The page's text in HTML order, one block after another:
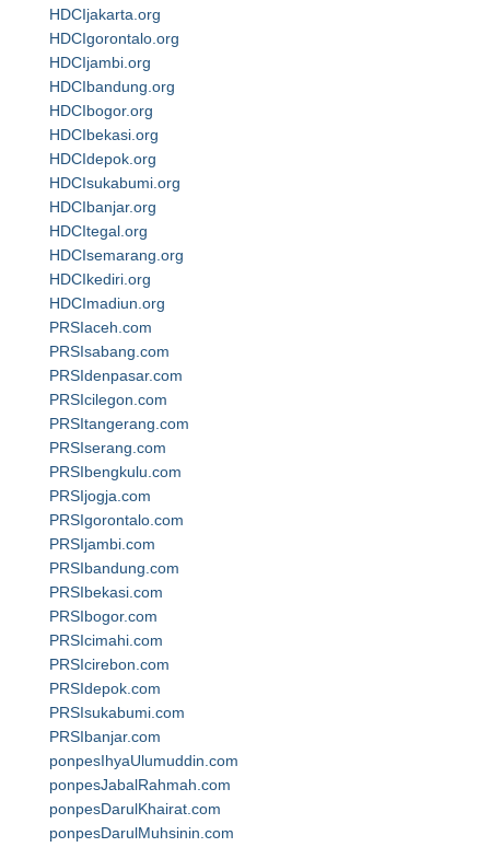
HDCIjakarta.org
HDCIgorontalo.org
HDCIjambi.org
HDCIbandung.org
HDCIbogor.org
HDCIbekasi.org
HDCIdepok.org
HDCIsukabumi.org
HDCIbanjar.org
HDCItegal.org
HDCIsemarang.org
HDCIkediri.org
HDCImadiun.org
PRSIaceh.com
PRSIsabang.com
PRSIdenpasar.com
PRSIcilegon.com
PRSItangerang.com
PRSIserang.com
PRSIbengkulu.com
PRSIjogja.com
PRSIgorontalo.com
PRSIjambi.com
PRSIbandung.com
PRSIbekasi.com
PRSIbogor.com
PRSIcimahi.com
PRSIcirebon.com
PRSIdepok.com
PRSIsukabumi.com
PRSIbanjar.com
ponpesIhyaUlumuddin.com
ponpesJabalRahmah.com
ponpesDarulKhairat.com
ponpesDarulMuhsinin.com